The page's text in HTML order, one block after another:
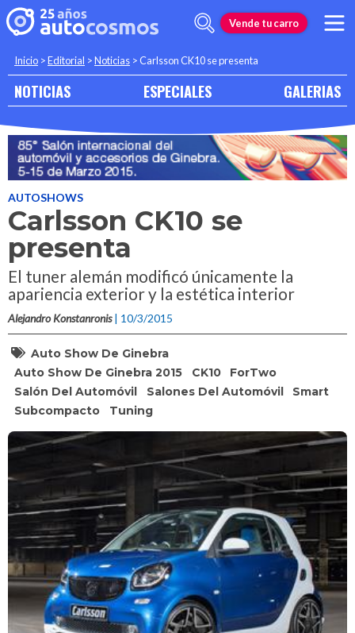
Vende tu carro
Inicio >Editorial >Noticias >Carlsson CK10 se presenta
NOTICIAS ESPECIALES GALERIAS
AUTOSHOWS
Carlsson CK10 se
presenta
El tuner alemán modificó únicamente la
apariencia exterior y la estética interior
Alejandro Konstanronis | 10/3/2015
Auto Show De Ginebra
Auto Show De Ginebra 2015
CK10
ForTwo
Salón Del Automóvil
Salones Del Automóvil
Smart
Subcompacto
Tuning